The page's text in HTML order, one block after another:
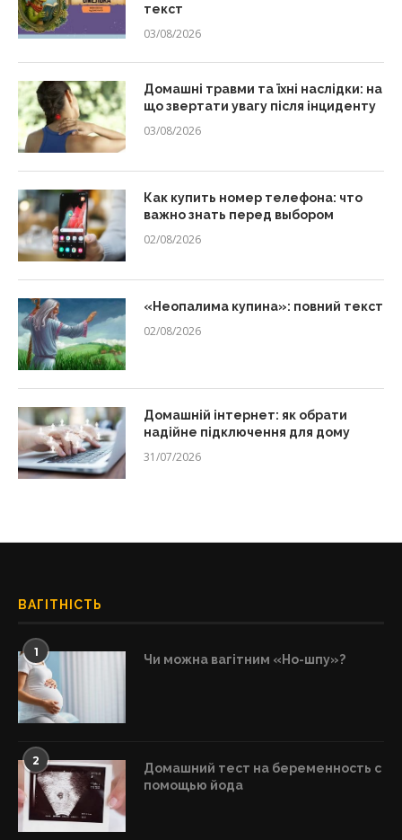
текст
03/08/2026
Домашні травми та їхні наслідки: на
що звертати увагу після інциденту
03/08/2026
Как купить номер телефона: что
важно знать перед выбором
02/08/2026
«Неопалима купина»: повний текст
02/08/2026
Домашній інтернет: як обрати
надійне підключення для дому
31/07/2026
ВАГІТНІСТЬ
1 Чи можна вагітним «Но-шпу»?
2
Домашний тест на беременность с
помощью йода